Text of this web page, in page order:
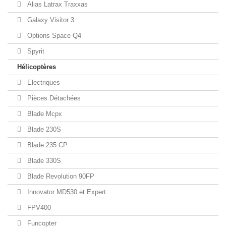
Alias Latrax Traxxas
Galaxy Visitor 3
Options Space Q4
Spyrit
Hélicoptères
Electriques
Pièces Détachées
Blade Mcpx
Blade 230S
Blade 235 CP
Blade 330S
Blade Revolution 90FP
Innovator MD530 et Expert
FPV400
Funcopter